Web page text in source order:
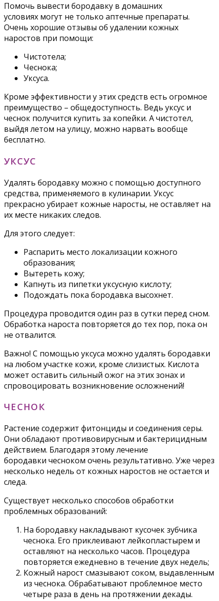
Помочь вывести бородавку в домашних
условиях могут не только аптечные препараты.
Очень хорошие отзывы об удалении кожных
наростов при помощи:
Чистотела;
Чеснока;
Уксуса.
Кроме эффективности у этих средств есть огромное
преимущество – общедоступность. Ведь уксус и
чеснок получится купить за копейки. А чистотел,
выйдя летом на улицу, можно нарвать вообще
бесплатно.
УКСУС
Удалять бородавку можно с помощью доступного
средства, применяемого в кулинарии. Уксус
прекрасно убирает кожные наросты, не оставляет на
их месте никаких следов.
Для этого следует:
Распарить место локализации кожного
образования;
Вытереть кожу;
Капнуть из пипетки уксусную кислоту;
Подождать пока бородавка высохнет.
Процедура проводится один раз в сутки перед сном.
Обработка нароста повторяется до тех пор, пока он
не отвалится.
Важно! С помощью уксуса можно удалять бородавки
на любом участке кожи, кроме слизистых. Кислота
может оставить сильный ожог на этих зонах и
спровоцировать возникновение осложнений!
ЧЕСНОК
Растение содержит фитонциды и соединения серы.
Они обладают противовирусным и бактерицидным
действием. Благодаря этому лечение
бородавки чесноком очень результативно. Уже через
несколько недель от кожных наростов не остается и
следа.
Существует несколько способов обработки
проблемных образований:
На бородавку накладывают кусочек зубчика
чеснока. Его приклеивают лейкопластырем и
оставляют на несколько часов. Процедура
повторяется ежедневно в течение двух недель;
Кожный нарост смазывают соком, выдавленным
из чеснока. Обрабатывают проблемное место
четыре раза в день на протяжении декады.